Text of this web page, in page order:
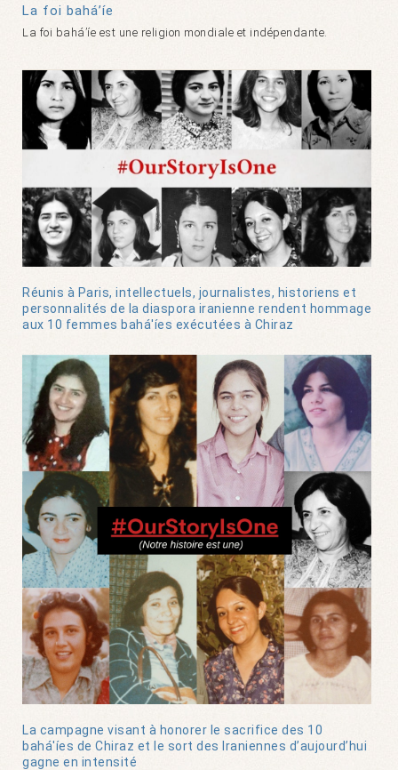
La foi bahá’íe
La foi bahá’íe est une religion mondiale et indépendante.
Réunis à Paris, intellectuels, journalistes, historiens et
personnalités de la diaspora iranienne rendent hommage
aux 10 femmes bahá'íes exécutées à Chiraz
La campagne visant à honorer le sacrifice des 10
bahá'íes de Chiraz et le sort des Iraniennes d’aujourd’hui
gagne en intensité